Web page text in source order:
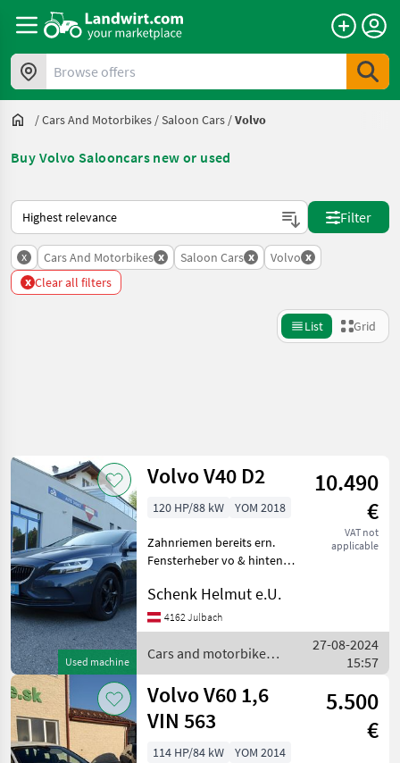
Browse offers
/Cars And Motorbikes /Saloon Cars /Volvo
Buy Volvo Salooncars new or used
This is how sorting works on Landwirt.com
Filter
x Cars And Motorbikes x Saloon Cars x Volvo x
x Clear all filters
List Grid
Category 4 Place Filter
CURRENT
PATH
Car /
Truck /
Scooter
Cars And
Motorbikes
Saloon
Cars
Volvo
SELECT
CATEGORY
Reset
Show
3
results
Used machine
Volvo V40 D2
10.490
€
VAT not
applicable
120 HP/88 kW YOM 2018
Zahnriemen bereits ern.
Fensterheber vo & hinten.
Tempomat, ... Irrtümer
vorbehalten Fuel: Diesel,
drive type car/truck:
Manual transmiss
Schenk Helmut e.U.
4162 Julbach
Cars and motorbikes /
Volvo
27-08-2024
15:57
Volvo V60 1,6
VIN 563
5.500
€
114 HP/84 kW
YOM 2014